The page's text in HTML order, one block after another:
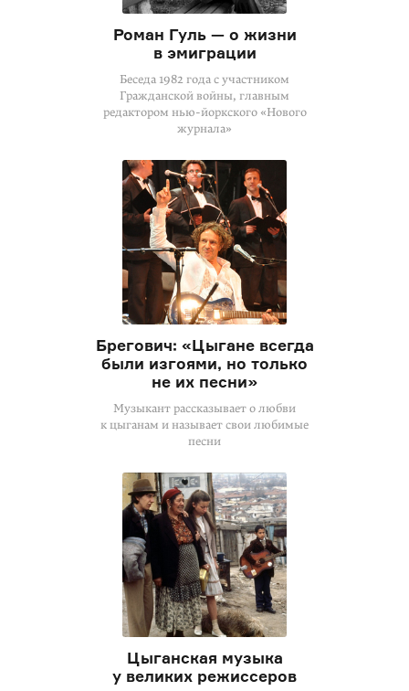
Роман Гуль — о жизни
в эмиграции
Беседа 1982 года с участником
Гражданской войны, главным
редактором нью-йоркского «Нового
журнала»
Брегович: «Цыгане всегда
были изгоями, но только
не их песни»
Музыкант рассказывает о любви
к цыганам и называет свои любимые
песни
Цыганская музыка
у великих режиссеров